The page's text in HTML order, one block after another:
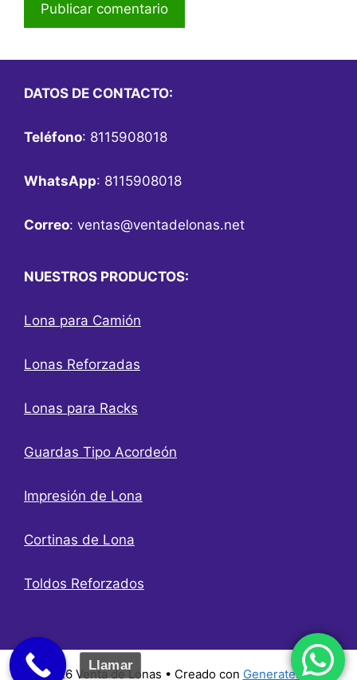
DATOS DE CONTACTO:
Teléfono: 8115908018
WhatsApp: 8115908018
Correo: ventas@ventadelonas.net
NUESTROS PRODUCTOS:
Lona para Camión
Lonas Reforzadas
Lonas para Racks
Guardas Tipo Acordeón
Impresión de Lona
Cortinas de Lona
Toldos Reforzados
© 2026 Venta de Lonas • Creado con GeneratePress
Llamar